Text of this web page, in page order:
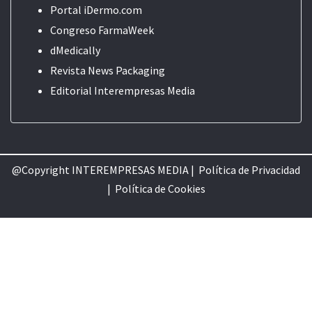
Portal iDermo.com
Congreso FarmaWeek
dMedically
Revista News Packaging
Editorial Interempresas Media
@Copyright INTEREMPRESAS MEDIA | Política de Privacidad
| Política de Cookies